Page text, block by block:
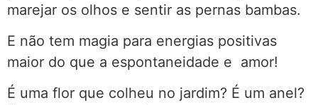
marejar os olhos e sentir as pernas bambas.
E não tem magia para energias positivas
maior do que a espontaneidade e amor!
É uma flor que colheu no jardim? É um anel?